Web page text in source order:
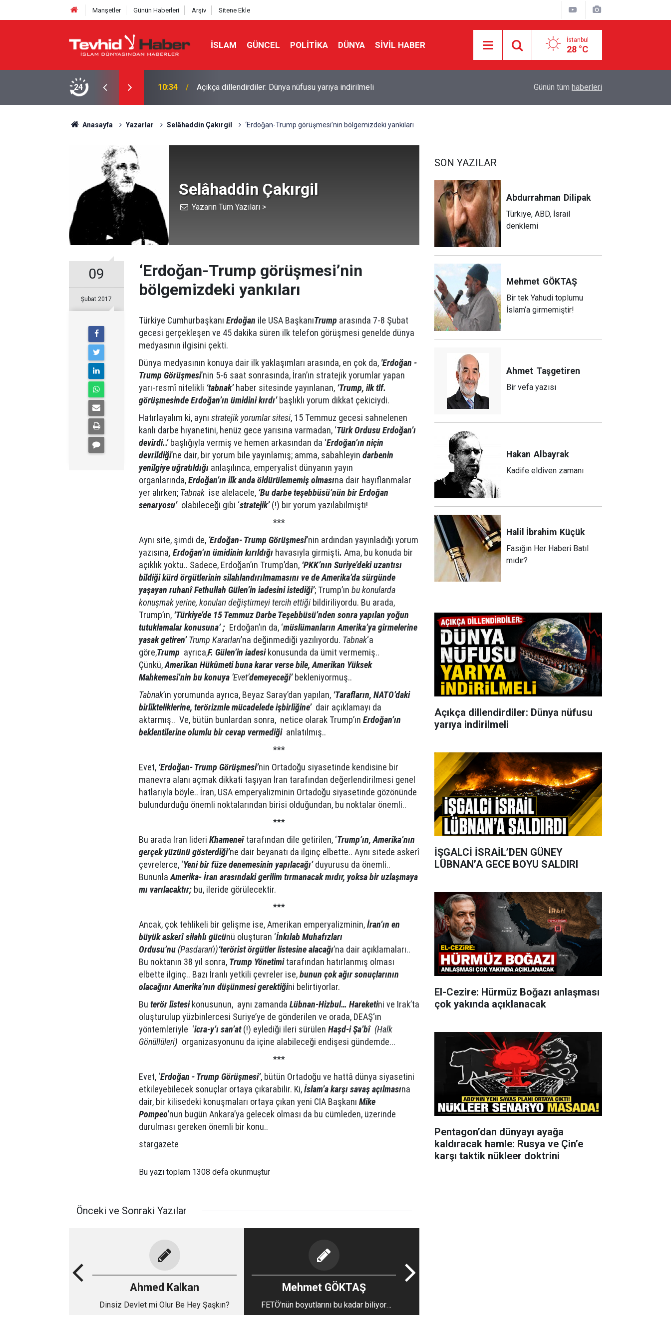
Manşetler Günün Haberleri Arşiv Sitene Ekle
İSLAM GÜNCEL POLITIKA DÜNYA SIVIL HABER İstanbul
28 °C
24 10:34
Açıkça dillendirdiler: Dünya nüfusu yarıya indirilmeli
El-Cezire: Hürmüz Boğazı anlaşması çok
Günün tüm haberleri
Anasayfa Yazarlar Selâhaddin Çakırgil ‘Erdoğan-Trump görüşmesi’nin bölgemizdeki yankıları
Selâhaddin Çakırgil
Yazarın Tüm Yazıları >
09
Şubat 2017
‘Erdoğan-Trump görüşmesi’nin
bölgemizdeki yankıları
Türkiye Cumhurbaşkanı Erdoğan ile USA BaşkanıTrump arasında 7-8 Şubat
gecesi gerçekleşen ve 45 dakika süren ilk telefon görüşmesi genelde dünya
medyasının ilgisini çekti.
Dünya medyasının konuya dair ilk yaklaşımları arasında, en çok da, 'Erdoğan -
Trump Görüşmesi’nin 5-6 saat sonrasında, İran’ın stratejik yorumlar yapan
yarı-resmî nitelikli ‘tabnak’haber sitesinde yayınlanan, ‘Trump, ilk tlf.
görüşmesinde Erdoğan’ın ümidini kırdı’başlıklı yorum dikkat çekiciydi.
Hatırlayalım ki, aynı stratejik yorumlar sitesi, 15 Temmuz gecesi sahnelenen
kanlı darbe hıyanetini, henüz gece yarısına varmadan, ‘Türk Ordusu Erdoğan’ı
devirdi..’ başlığıyla vermiş ve hemen arkasından da ‘Erdoğan’ın niçin
devrildiği’ne dair, bir yorum bile yayınlamış; amma, sabahleyin darbenin
yenilgiye uğratıldığı anlaşılınca, emperyalist dünyanın yayın
organlarında,Erdoğan’ın ilk anda öldürülememiş olmasına dair hayıflanmalar
yer alırken; Tabnak ise alelacele, ‘Bu darbe teşebbüsü’nün bir Erdoğan
senaryosu’ olabileceği gibi ‘stratejik’(!) bir yorum yazılabilmişti!
***
Aynı site, şimdi de, ‘Erdoğan- Trump Görüşmesi’nin ardından yayınladığı yorum
yazısına, Erdoğan’ın ümidinin kırıldığı havasıyla girmişti. Ama, bu konuda bir
açıklık yoktu.. Sadece, Erdoğan’ın Trump’dan, ‘PKK’nın Suriye’deki uzantısı
bildiği kürd örgütlerinin silahlandırılmamasını ve de Amerika’da sürgünde
yaşayan ruhanî Fethullah Gülen’in iadesini istediği’; Trump’ın bu konularda
konuşmak yerine, konuları değiştirmeyi tercih ettiği bildiriliyordu. Bu arada,
Trump’ın, ‘Türkiye’de 15 Temmuz Darbe Teşebbüsü’nden sonra yapılan yoğun
tutuklamalar konusuna’ ; Erdoğan’ın da, ‘müslümanların Amerika’ya girmelerine
yasak getiren’ Trump Kararları’na değinmediği yazılıyordu. Tabnak‘a
göre,Trump ayrıca,F. Gülen’in iadesikonusunda da ümit vermemiş..
Çünkü,Amerikan Hükûmeti buna karar verse bile, Amerikan Yüksek
Mahkemesi’nin bu konuya ‘Evet’demeyeceği’ bekleniyormuş..
Tabnak’ın yorumunda ayrıca, Beyaz Saray’dan yapılan, ‘Tarafların, NATO’daki
birlikteliklerine, terörizmle mücadelede işbirliğine’dair açıklamayı da
aktarmış.. Ve, bütün bunlardan sonra, netice olarak Trump’ın Erdoğan’ın
beklentilerine olumlu bir cevap vermediği anlatılmış..
***
Evet, ‘Erdoğan- Trump Görüşmesi’nin Ortadoğu siyasetinde kendisine bir
manevra alanı açmak dikkati taşıyan İran tarafından değerlendirilmesi genel
hatlarıyla böyle.. İran, USA emperyalizminin Ortadoğu siyasetinde gözönünde
bulundurduğu önemli noktalarından birisi olduğundan, bu noktalar önemli..
***
Bu arada İran lideri Khameneîtarafından dile getirilen, ‘Trump’ın, Amerika’nın
gerçek yüzünü gösterdiği’ne dair beyanatı da ilginç elbette.. Aynı sitede askerî
çevrelerce, ‘Yeni bir füze denemesinin yapılacağı’duyurusu da önemli..
Bununla Amerika- İran arasındaki gerilim tırmanacak mıdır, yoksa bir uzlaşmaya
mı varılacaktır; bu, ileride görülecektir.
***
Ancak, çok tehlikeli bir gelişme ise, Amerikan emperyalizminin,İran’ın en
büyük askerî silahlı gücünü oluşturan ‘İnkılab Muhafızları
Ordusu’nu (Pasdaran’ı)‘terörist örgütler listesine alacağı’na dair açıklamaları..
Bu noktanın 38 yıl sonra, Trump Yönetimitarafından hatırlanmış olması
elbette ilginç.. Bazı İranlı yetkili çevreler ise,bunun çok ağır sonuçlarının
olacağını Amerika’nın düşünmesi gerektiğini belirtiyorlar.
Bu terör listesikonusunun, aynı zamanda Lübnan-Hizbul… Hareketini ve Irak’ta
oluşturulup yüzbinlercesi Suriye’ye de gönderilen ve orada, DEAŞ‘ın
yöntemleriyle ‘icra-y’ı san’at(!) eylediği ileri sürülen Haşd-i Şa’bî (Halk
Gönüllüleri) organizasyonunu da içine alabileceği endişesi gündemde...
***
Evet, ‘Erdoğan - Trump Görüşmesi’, bütün Ortadoğu ve hattâ dünya siyasetini
etkileyebilecek sonuçlar ortaya çıkarabilir. Ki,İslam’a karşı savaş açılmasına
dair, bir kilisedeki konuşmaları ortaya çıkan yeni CIA Başkanı Mike
Pompeo’nun bugün Ankara’ya gelecek olması da bu cümleden, üzerinde
durulması gereken önemli bir konu..
stargazete
Bu yazı toplam 1308 defa okunmuştur
Önceki ve Sonraki Yazılar
Ahmed Kalkan
Dinsiz Devlet mi Olur Be Hey Şaşkın?
Mehmet GÖKTAŞ
FETÖ'nün boyutlarını bu kadar biliyor
muydunuz?
SON YAZILAR
Abdurrahman Dilipak
Türkiye, ABD, İsrail
denklemi
Mehmet GÖKTAŞ
Bir tek Yahudi toplumu
İslam’a girmemiştir!
Ahmet Taşgetiren
Bir vefa yazısı
Hakan Albayrak
Kadife eldiven zamanı
Halil İbrahim Küçük
Fasığın Her Haberi Batıl
mıdır?
Açıkça dillendirdiler: Dünya nüfusu
yarıya indirilmeli
İŞGALCİ İSRAİL’DEN GÜNEY
LÜBNAN’A GECE BOYU SALDIRI
El-Cezire: Hürmüz Boğazı anlaşması
çok yakında açıklanacak
Pentagon’dan dünyayı ayağa
kaldıracak hamle: Rusya ve Çin’e
karşı taktik nükleer doktrini